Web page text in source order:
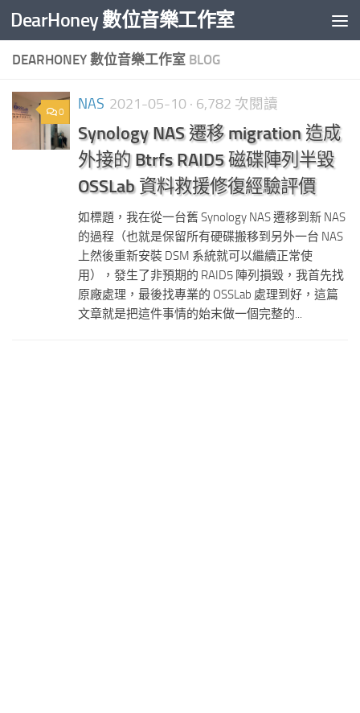
Skip to content
DearHoney 數位音樂工作室
DEARHONEY 數位音樂工作室 BLOG
0 NAS 2021-05-10 · 6,782 次閱讀
Synology NAS 遷移 migration 造成
外接的 Btrfs RAID5 磁碟陣列半毀
OSSLab 資料救援修復經驗評價
如標題，我在從一台舊 Synology NAS 遷移到新 NAS
的過程（也就是保留所有硬碟搬移到另外一台 NAS
上然後重新安裝 DSM 系統就可以繼續正常使
用），發生了非預期的 RAID5 陣列損毀，我首先找
原廠處理，最後找專業的 OSSLab 處理到好，這篇
文章就是把這件事情的始末做一個完整的...